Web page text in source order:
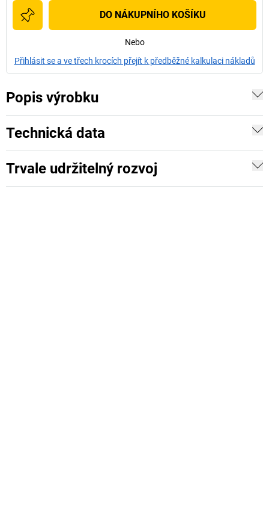
DO NÁKUPNÍHO KOŠÍKU
Nebo
Přihlásit se a ve třech krocích přejít k předběžné kalkulaci nákladů
Popis výrobku
Technická data
Trvale udržitelný rozvoj